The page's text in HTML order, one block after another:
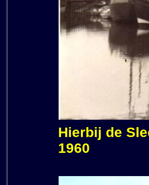
Hierbij de
1960